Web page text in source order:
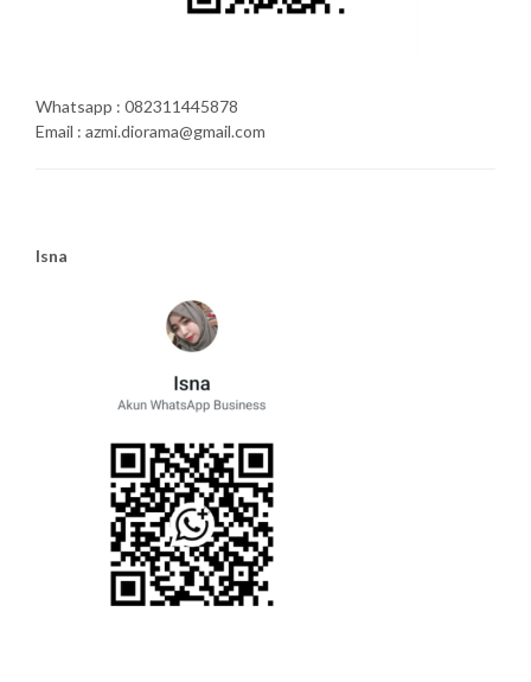
Whatsapp : 082311445878
Email : azmi.diorama@gmail.com
Isna